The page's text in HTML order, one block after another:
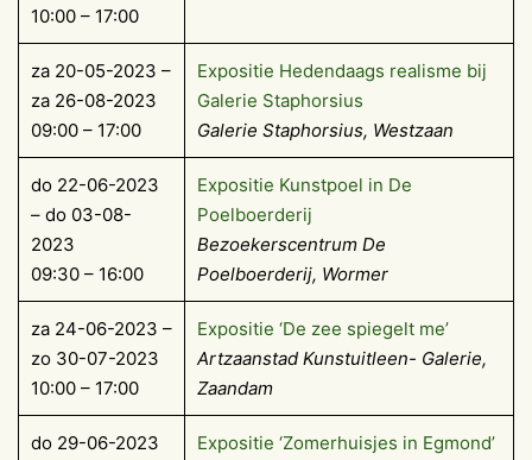
10:00 – 17:00
za 20-05-2023 –
za 26-08-2023
09:00 – 17:00
Expositie Hedendaags realisme bij
Galerie Staphorsius
Galerie Staphorsius, Westzaan
do 22-06-2023
– do 03-08-
2023
09:30 – 16:00
Exposi­tie Kun­st­poel in De
Poelboerderij
Bezoekerscentrum De
Poelboerderij, Wormer
za 24-06-2023 –
zo 30-07-2023
10:00 – 17:00
Expositie ‘De zee spiegelt me’
Artzaanstad Kunstuitleen- Galerie,
Zaandam
do 29-06-2023
Expositie ‘Zomerhuisjes in Egmond’